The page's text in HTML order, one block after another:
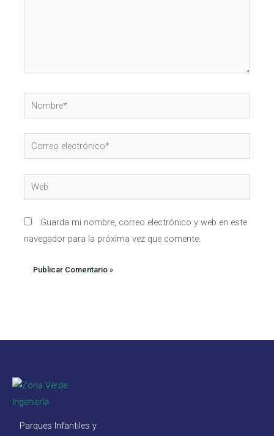
Nombre*
Correo
electrónico*
Web
Guarda mi nombre, correo electrónico y web en este
navegador para la próxima vez que comente.
Parques Infantiles y